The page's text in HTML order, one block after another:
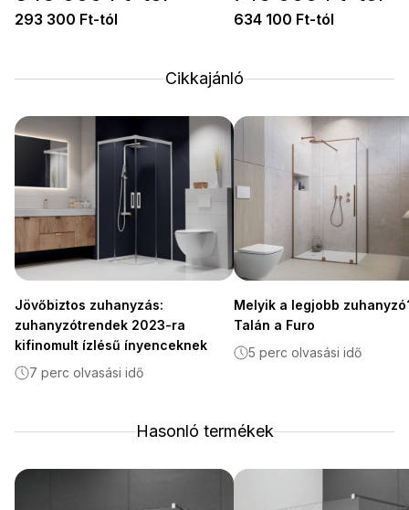
293 300 Ft-tól 634 100 Ft-tól
Cikkajánló
Jövőbiztos zuhanyzás:
zuhanyzótrendek 2023-ra
kifinomult ízlésű ínyenceknek
7 perc olvasási idő
Melyik a legjobb
Talán a Furo
5 perc olvasási idő
Hasonló termékek